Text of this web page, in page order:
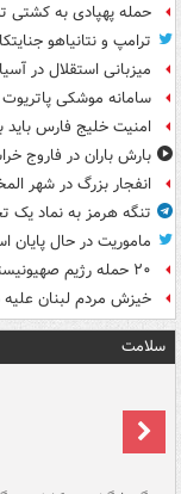
حمله پهپادی به کشتی
ترامپ و نتانیاهو
میزبانی استقلال در
سامانه موشکی
امنیت خلیج فارس
بارش باران در فاروج
انفجار بزرگ در شهر
تنگه هرمز به نماد یک
ماموریت در حال پایان
۲۰ حمله رژیم صهیونیستی به درعا و قنیطره در یک هفته
خیزش مردم لبنان
سلامت